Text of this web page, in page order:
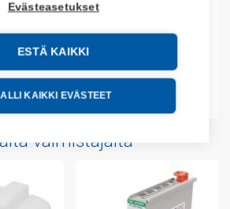
Evästeasetukset
ESTÄ KAIKKI
KAIKKI EVÄSTEET
valmistajalta